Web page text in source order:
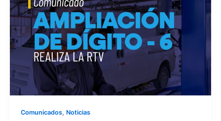
Comunicados, Noticias